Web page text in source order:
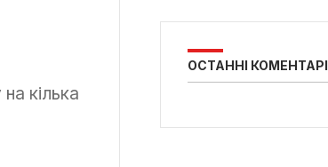
кілька
ОСТАННІ КОМЕНТАРІ